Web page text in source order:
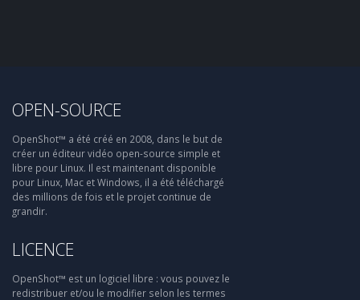
OPEN-SOURCE
OpenShot™ a été créé en 2008, dans le but de
créer un éditeur vidéo open-source simple et
libre pour Linux. Il est maintenant disponible
pour Linux, Mac et Windows, il a été téléchargé
des millions de fois et le projet continue de
grandir.
LICENCE
OpenShot™ est un logiciel libre : vous pouvez le
redistribuer et/ou le modifier selon les termes